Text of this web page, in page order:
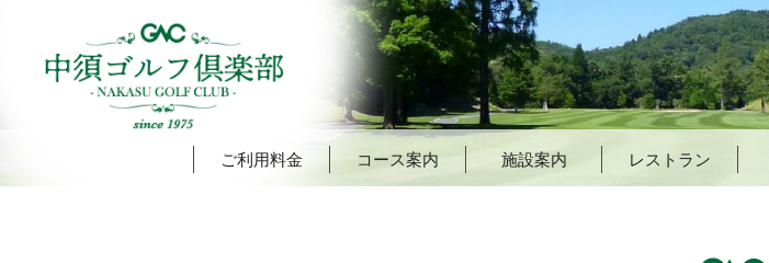
ご利用料金 コース案内 施設案内 レストラン